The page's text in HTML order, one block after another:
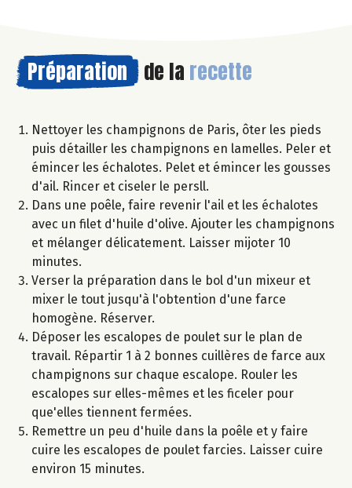
Préparation de la recette
Nettoyer les champignons de Paris, ôter les pieds
puis détailler les champignons en lamelles. Peler et
émincer les échalotes. Pelet et émincer les gousses
d'ail. Rincer et ciseler le persll.
Dans une poêle, faire revenir l'ail et les échalotes
avec un filet d'huile d'olive. Ajouter les champignons
et mélanger délicatement. Laisser mijoter 10
minutes.
Verser la préparation dans le bol d'un mixeur et
mixer le tout jusqu'à l'obtention d'une farce
homogène. Réserver.
Déposer les escalopes de poulet sur le plan de
travail. Répartir 1 à 2 bonnes cuillères de farce aux
champignons sur chaque escalope. Rouler les
escalopes sur elles-mêmes et les ficeler pour
que'elles tiennent fermées.
Remettre un peu d'huile dans la poêle et y faire
cuire les escalopes de poulet farcies. Laisser cuire
environ 15 minutes.